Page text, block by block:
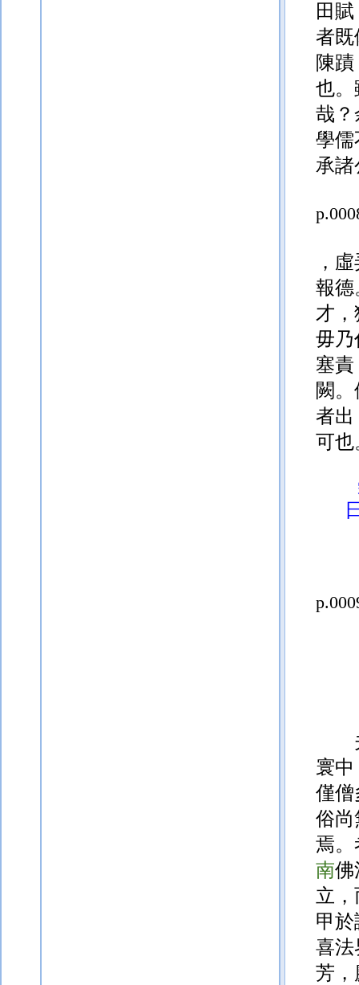
田
者既
陳
也。
哉？
學儒
承
，
報德
才
毋乃
塞責
闕
者出
可也
寰
僅僧
俗尚
焉。
南佛
立，
甲
喜法
芳，